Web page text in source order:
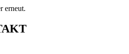
erneut.